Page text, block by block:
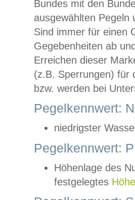
Bundes mit den
ausgewählten
Sind immer für einen
Gegebenheiten ab
Erreichen dieser
(z.B. Sperrungen) für
bzw. werden bei
Pegelkennwert:
niedrigster
Pegelkennwert:
Höhenlage des
festgelegtes